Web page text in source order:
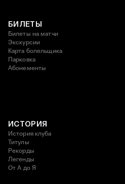
БИЛЕТЫ
Билеты на матчи
Экскурсии
Карта болельщика
Парковка
Абонементы
ИСТОРИЯ
История клуба
Титулы
Рекорды
Легенды
От А до Я